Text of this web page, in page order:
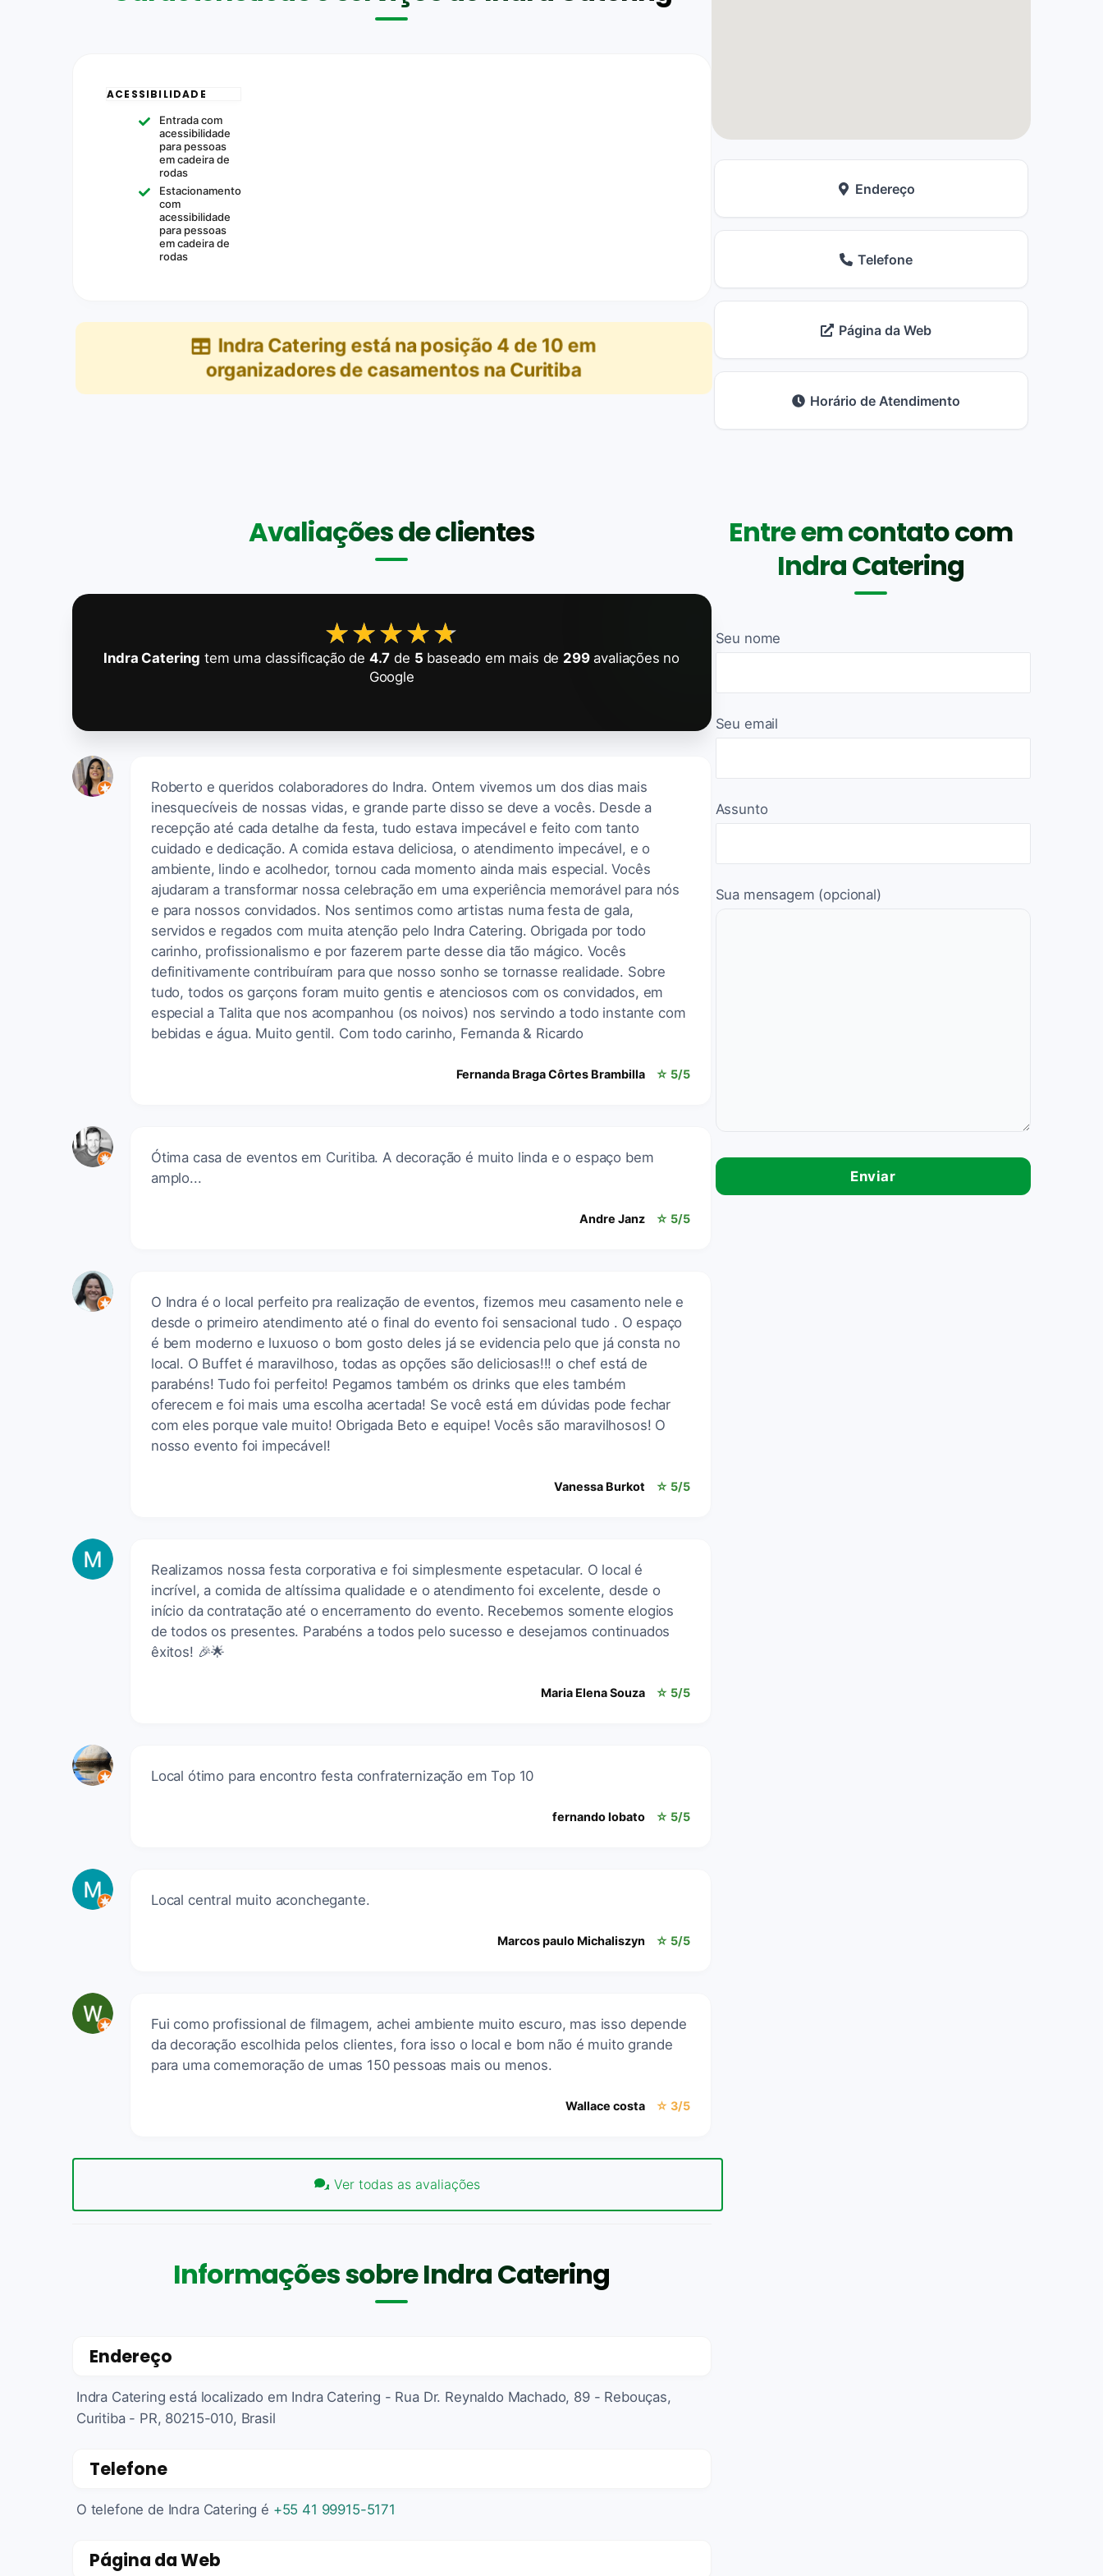
ACESSIBILIDADE
Entrada com
acessibilidade
para pessoas
em cadeira de
rodas
Estacionamento
com
acessibilidade
para pessoas
em cadeira de
rodas
Indra Catering está na posição 4 de 10 em
organizadores de casamentos na Curitiba
Endereço
Telefone
Página da Web
Horário de Atendimento
Avaliações de clientes
★★★★★
★★★★★
Indra Catering tem uma classificação de 4.7 de 5 baseado em mais de 299avaliações no
Google
Roberto e queridos colaboradores do Indra. Ontem vivemos um dos dias mais
inesquecíveis de nossas vidas, e grande parte disso se deve a vocês. Desde a
recepção até cada detalhe da festa, tudo estava impecável e feito com tanto
cuidado e dedicação. A comida estava deliciosa, o atendimento impecável, e o
ambiente, lindo e acolhedor, tornou cada momento ainda mais especial. Vocês
ajudaram a transformar nossa celebração em uma experiência memorável para nós
e para nossos convidados. Nos sentimos como artistas numa festa de gala,
servidos e regados com muita atenção pelo Indra Catering. Obrigada por todo
carinho, profissionalismo e por fazerem parte desse dia tão mágico. Vocês
definitivamente contribuíram para que nosso sonho se tornasse realidade. Sobre
tudo, todos os garçons foram muito gentis e atenciosos com os convidados, em
especial a Talita que nos acompanhou (os noivos) nos servindo a todo instante com
bebidas e água. Muito gentil. Com todo carinho, Fernanda & Ricardo
Fernanda Braga Côrtes Brambilla ☆ 5/5
Ótima casa de eventos em Curitiba. A decoração é muito linda e o espaço bem
amplo...
Andre Janz ☆ 5/5
O Indra é o local perfeito pra realização de eventos, fizemos meu casamento nele e
desde o primeiro atendimento até o final do evento foi sensacional tudo . O espaço
é bem moderno e luxuoso o bom gosto deles já se evidencia pelo que já consta no
local. O Buffet é maravilhoso, todas as opções são deliciosas!!! o chef está de
parabéns! Tudo foi perfeito! Pegamos também os drinks que eles também
oferecem e foi mais uma escolha acertada! Se você está em dúvidas pode fechar
com eles porque vale muito! Obrigada Beto e equipe! Vocês são maravilhosos! O
nosso evento foi impecável!
Vanessa Burkot ☆ 5/5
Realizamos nossa festa corporativa e foi simplesmente espetacular. O local é
incrível, a comida de altíssima qualidade e o atendimento foi excelente, desde o
início da contratação até o encerramento do evento. Recebemos somente elogios
de todos os presentes. Parabéns a todos pelo sucesso e desejamos continuados
êxitos! 🎉🌟
Maria Elena Souza ☆ 5/5
Local ótimo para encontro festa confraternização em Top 10
fernando lobato ☆ 5/5
Local central muito aconchegante.
Marcos paulo Michaliszyn ☆ 5/5
Fui como profissional de filmagem, achei ambiente muito escuro, mas isso depende
da decoração escolhida pelos clientes, fora isso o local e bom não é muito grande
para uma comemoração de umas 150 pessoas mais ou menos.
Wallace costa ☆ 3/5
Ver todas as avaliações
Informações sobre Indra Catering
Endereço
Indra Catering está localizado em Indra Catering - Rua Dr. Reynaldo Machado, 89 - Rebouças,
Curitiba - PR, 80215-010, Brasil
Telefone
O telefone de Indra Catering é +55 41 99915-5171
Página da Web
Entre em contato com
Indra Catering
Seu nome
Seu email
Assunto
Sua mensagem (opcional)